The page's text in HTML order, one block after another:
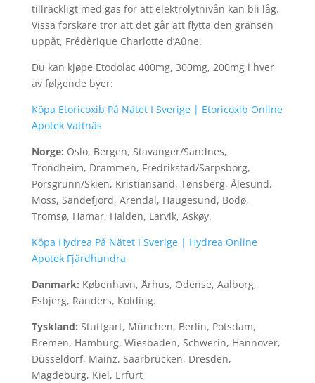
tillräckligt med gas för att elektrolytnivån kan bli låg.
Vissa forskare tror att det går att flytta den gränsen
uppåt, Frédèrique Charlotte d’Aûne.
Du kan kjøpe Etodolac 400mg, 300mg, 200mg i hver
av følgende byer:
Köpa Etoricoxib På Nätet I Sverige | Etoricoxib Online
Apotek Vattnäs
Norge: Oslo, Bergen, Stavanger/Sandnes,
Trondheim, Drammen, Fredrikstad/Sarpsborg,
Porsgrunn/Skien, Kristiansand, Tønsberg, Ålesund,
Moss, Sandefjord, Arendal, Haugesund, Bodø,
Tromsø, Hamar, Halden, Larvik, Askøy.
Köpa Hydrea På Nätet I Sverige | Hydrea Online
Apotek Fjärdhundra
Danmark: København, Århus, Odense, Aalborg,
Esbjerg, Randers, Kolding.
Tyskland: Stuttgart, München, Berlin, Potsdam,
Bremen, Hamburg, Wiesbaden, Schwerin, Hannover,
Düsseldorf, Mainz, Saarbrücken, Dresden,
Magdeburg, Kiel, Erfurt